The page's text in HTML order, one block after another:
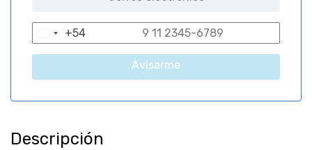
r
i
+54
Avisarme
Descripción